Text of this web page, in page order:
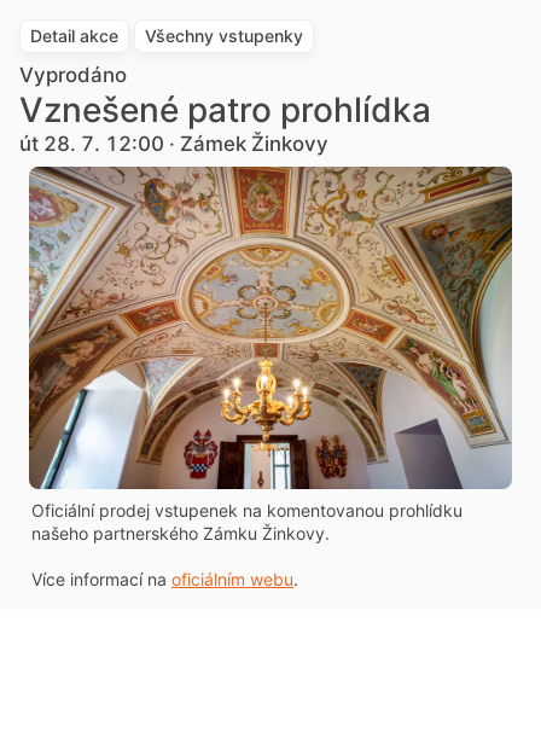
Detail akce Všechny vstupenky
Vyprodáno
Vznešené patro prohlídka
út 28. 7. 12:00 · Zámek Žinkovy
Oficiální prodej vstupenek na komentovanou prohlídku
našeho partnerského Zámku Žinkovy.
Více informací na oficiálním webu.